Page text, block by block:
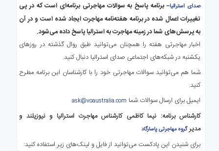
صدای استرالیا– برنامه پاسخ به سوالات مهاجرتی برنامه‌ای است که در پی
تغییرات اعمال شده در برنامه هفته‌نامه مهاجرت ایجاد شده است و در آن
به پرسش‌های شما در زمینه مهاجرت به استرالیا پاسخ داده می‌شود.
اخبار مهاجرتی هفته را همچنان می‌توانید طبق روال گذشته در روزهای
یکشنبه در شبکه‌های اجتماعی صدای استرالیا دنبال کنید.
شما هم می‌توانید سوالات مهاجرتی خود را با کارشناسان این برنامه مطرح
کنید.
ایمیل برای ارسال سوالات شما ask@voaustralia.com
کارشناس برنامه: نیما کاظمی کارشناس مهاجرت استرالیا و نیوزیلند و
مدیرگروه مهاجرتی پاسارگاد
برای شنیدن این پادکست می‌توانید از فایل و لینک‌های زیر استفاده کنید: